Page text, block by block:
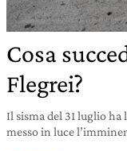
Cosa
Flegrei?
Il sisma del 31 luglio ha
messo in luce